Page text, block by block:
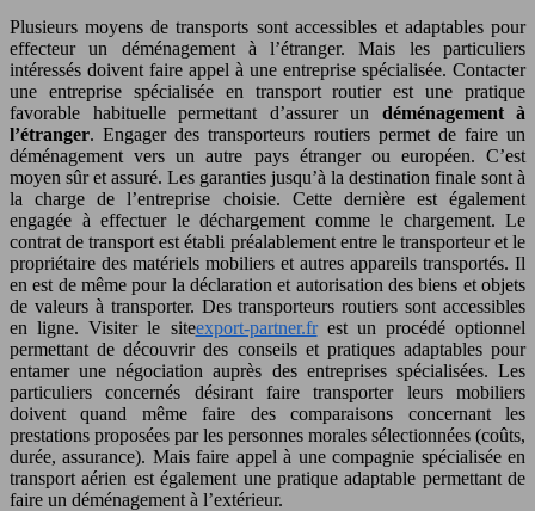
Plusieurs moyens de transports sont accessibles et adaptables pour
effecteur un déménagement à l’étranger. Mais les particuliers
intéressés doivent faire appel à une entreprise spécialisée. Contacter
une entreprise spécialisée en transport routier est une pratique
favorable habituelle permettant d’assurer un déménagement à
l’étranger. Engager des transporteurs routiers permet de faire un
déménagement vers un autre pays étranger ou européen. C’est
moyen sûr et assuré. Les garanties jusqu’à la destination finale sont à
la charge de l’entreprise choisie. Cette dernière est également
engagée à effectuer le déchargement comme le chargement. Le
contrat de transport est établi préalablement entre le transporteur et le
propriétaire des matériels mobiliers et autres appareils transportés. Il
en est de même pour la déclaration et autorisation des biens et objets
de valeurs à transporter. Des transporteurs routiers sont accessibles
en ligne. Visiter le siteexport-partner.frest un procédé optionnel
permettant de découvrir des conseils et pratiques adaptables pour
entamer une négociation auprès des entreprises spécialisées. Les
particuliers concernés désirant faire transporter leurs mobiliers
doivent quand même faire des comparaisons concernant les
prestations proposées par les personnes morales sélectionnées (coûts,
durée, assurance). Mais faire appel à une compagnie spécialisée en
transport aérien est également une pratique adaptable permettant de
faire un déménagement à l’extérieur.